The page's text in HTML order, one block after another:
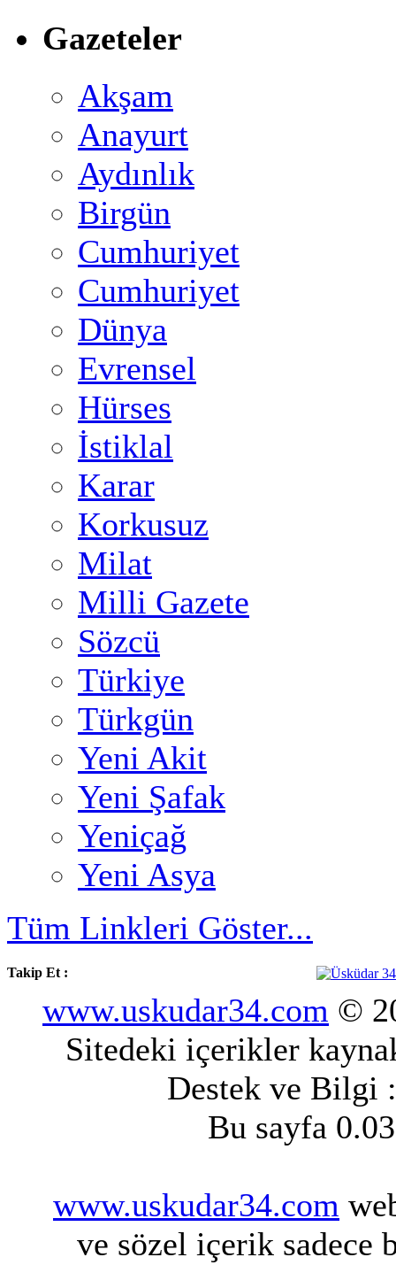
Gazeteler
Akşam
Anayurt
Aydınlık
Birgün
Cumhuriyet
Cumhuriyet
Dünya
Evrensel
Hürses
İstiklal
Karar
Korkusuz
Milat
Milli Gazete
Sözcü
Türkiye
Türkgün
Yeni Akit
Yeni Şafak
Yeniçağ
Yeni Asya
Tüm Linkleri Göster...
Takip Et :
www.uskudar34.com ©
Sitedeki içerikler
Destek ve Bilgi
Bu sayfa
www.uskudar34.com
ve sözel içerik sadece